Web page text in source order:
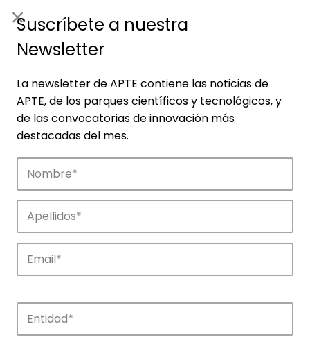
Noticias
APTE y sus parques científicos y
tecnológicos.
Suscríbete a nuestra
Newsletter
La newsletter de APTE contiene las noticias de
APTE, de los parques científicos y tecnológicos, y
de las convocatorias de innovación más
destacadas del mes.